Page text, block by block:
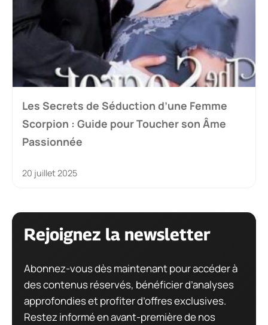
Les Secrets de Séduction d’une Femme
Scorpion : Guide pour Toucher son Âme
Passionnée
20 juillet 2025
Rejoignez la newsletter
Abonnez-vous dès maintenant pour accéder à
des contenus réservés, bénéficier d’analyses
approfondies et profiter d’offres exclusives.
Restez informé en avant-première de nos